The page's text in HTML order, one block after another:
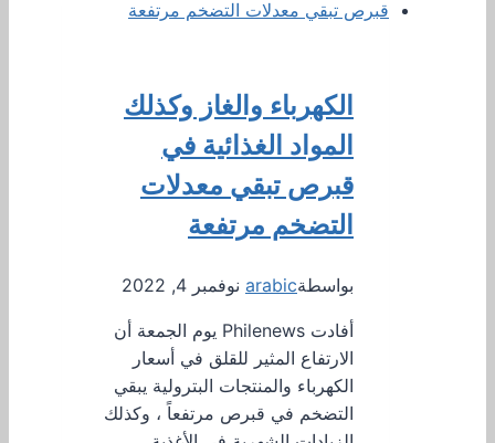
الكهرباء والغاز وكذلك
المواد الغذائية في
قبرص تبقي معدلات
التضخم مرتفعة
بواسطةarabic نوفمبر 4, 2022
أفادت Philenews يوم الجمعة أن
الارتفاع المثير للقلق في أسعار
الكهرباء والمنتجات البترولية يبقي
التضخم في قبرص مرتفعاً ، وكذلك